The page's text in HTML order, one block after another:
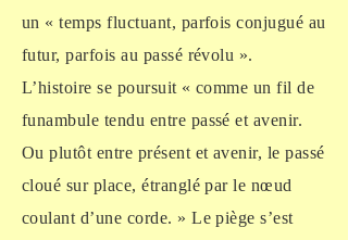
un « temps fluctuant, parfois conjugué au
futur, parfois au passé révolu ».
L’histoire se poursuit « comme un fil de
funambule tendu entre passé et avenir.
Ou plutôt entre présent et avenir, le passé
cloué sur place, étranglé par le nœud
coulant d’une corde. » Le piège s’est